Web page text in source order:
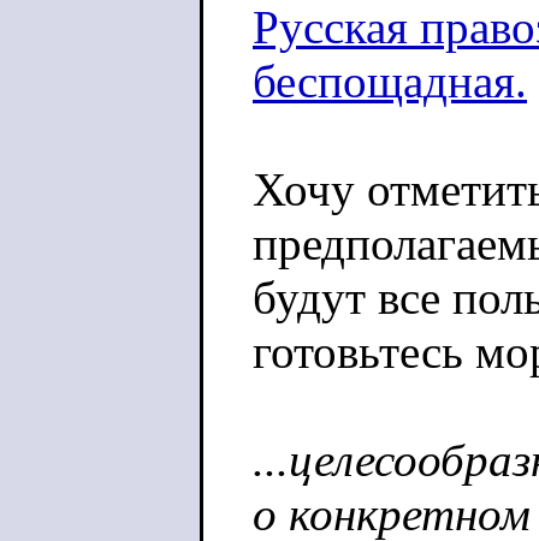
Русская
беспощадная.
Хочу
будут все
готовьтесь
о конкретном